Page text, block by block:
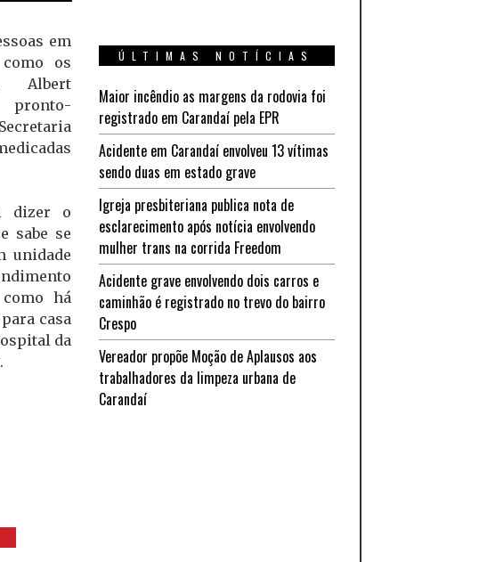
em
os
Albert
pronto-
dizer o
sabe se
unidade
há
casa
da
ÚLTIMAS NOTÍCIAS
Maior incêndio as margens da rodovia foi
registrado em Carandaí pela EPR
Acidente em Carandaí envolveu 13 vítimas
sendo duas em estado grave
Igreja presbiteriana publica nota de
esclarecimento após notícia envolvendo
mulher trans na corrida Freedom
Acidente grave envolvendo dois carros e
caminhão é registrado no trevo do bairro
Crespo
Vereador propõe Moção de Aplausos aos
trabalhadores da limpeza urbana de
Carandaí